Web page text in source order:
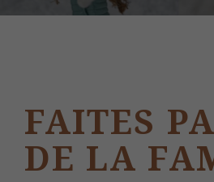
FAITES
DE LA